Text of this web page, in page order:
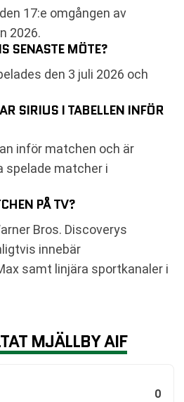
17:e omgången av
2026.
SENASTE MÖTE?
den 3 juli 2026 och
SIRIUS I TABELLEN INFÖR
inför matchen och är
spelade matcher i
PÅ TV?
Bros. Discoverys
innebär
samt linjära sportkanaler i
MJÄLLBY AIF
0